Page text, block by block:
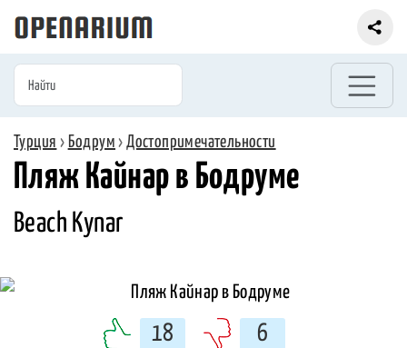
Турция › Бодрум ›Достопримечательности
Пляж Кайнар в Бодруме
Beach Kynar
18 6